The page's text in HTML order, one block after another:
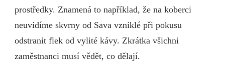
prostředky. Znamená to například, že na koberci
neuvidíme skvrny od Sava vzniklé při pokusu
odstranit flek od vylité kávy. Zkrátka všichni
zaměstnanci musí vědět, co dělají.